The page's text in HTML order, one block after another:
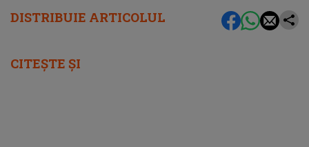
DISTRIBUIE ARTICOLUL
CITEȘTE ȘI